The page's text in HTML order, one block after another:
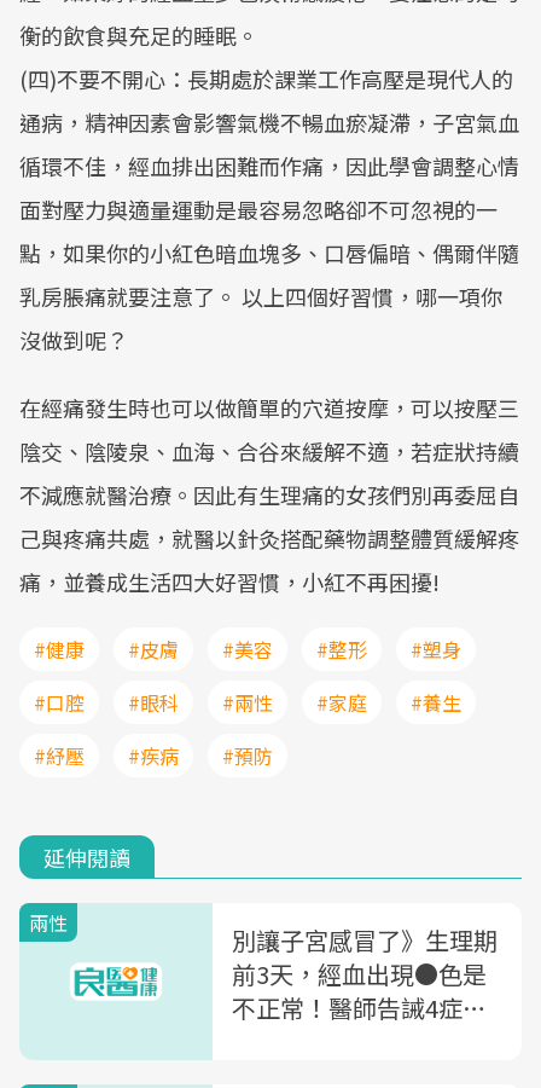
衡的飲食與充足的睡眠。
(四)不要不開心：長期處於課業工作高壓是現代人的
通病，精神因素會影響氣機不暢血瘀凝滯，子宮氣血
循環不佳，經血排出困難而作痛，因此學會調整心情
面對壓力與適量運動是最容易忽略卻不可忽視的一
點，如果你的小紅色暗血塊多、口唇偏暗、偶爾伴隨
乳房脹痛就要注意了。 以上四個好習慣，哪一項你
沒做到呢？
在經痛發生時也可以做簡單的穴道按摩，可以按壓三
陰交、陰陵泉、血海、合谷來緩解不適，若症狀持續
不減應就醫治療。因此有生理痛的女孩們別再委屈自
己與疼痛共處，就醫以針灸搭配藥物調整體質緩解疼
痛，並養成生活四大好習慣，小紅不再困擾!
#健康 #皮膚 #美容 #整形
#塑身
#口腔
#眼科 #兩性 #家庭
#養生
#紓壓
#疾病 #預防
延伸閱讀
兩性
別讓子宮感冒了》生理期
前3天，經血出現●色是
不正常！醫師告誡4症狀